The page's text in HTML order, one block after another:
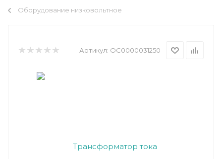
Оборудование низковольтное
Артикул: ОС0000031250